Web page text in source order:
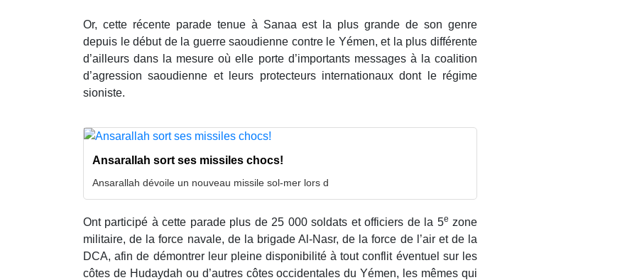
Or, cette récente parade tenue à Sanaa est la plus grande de son genre
depuis le début de la guerre saoudienne contre le Yémen, et la plus différente
d’ailleurs dans la mesure où elle porte d’importants messages à la coalition
d’agression saoudienne et leurs protecteurs internationaux dont le régime
sioniste.
Ansarallah sort ses missiles chocs!
Ansarallah dévoile un nouveau missile sol-mer lors d
Ont participé à cette parade plus de 25 000 soldats et officiers de la 5e zone
militaire, de la force navale, de la brigade Al-Nasr, de la force de l’air et de la
DCA, afin de démontrer leur pleine disponibilité à tout conflit éventuel sur les
côtes de Hudaydah ou d’autres côtes occidentales du Yémen, les mêmes qui